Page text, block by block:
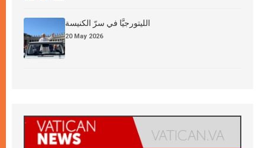
الليتورجيَّا في سرّ الكنيسة
20 May 2026